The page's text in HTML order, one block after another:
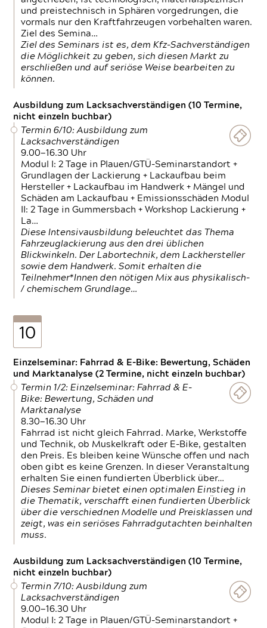
und preistechnisch in Sphären vorgedrungen, die
vormals nur den Kraftfahrzeugen vorbehalten waren.
Ziel des Semina…
Ziel des Seminars ist es, dem Kfz-Sachverständigen
die Möglichkeit zu geben, sich diesen Markt zu
erschließen und auf seriöse Weise bearbeiten zu
können.
Ausbildung zum Lacksachverständigen (10 Termine,
nicht einzeln buchbar)
Termin 6/10: Ausbildung zum
Lacksachverständigen
9.00—16.30 Uhr
Modul I: 2 Tage in Plauen/GTÜ-Seminarstandort +
Grundlagen der Lackierung + Lackaufbau beim
Hersteller + Lackaufbau im Handwerk + Mängel und
Schäden am Lackaufbau + Emissionsschäden Modul
II: 2 Tage in Gummersbach + Workshop Lackierung +
La…
Diese Intensivausbildung beleuchtet das Thema
Fahrzeuglackierung aus den drei üblichen
Blickwinkeln. Der Labortechnik, dem Lackhersteller
sowie dem Handwerk. Somit erhalten die
Teilnehmer*Innen den nötigen Mix aus physikalisch-
/ chemischem Grundlage…
10
Einzelseminar: Fahrrad & E-Bike: Bewertung, Schäden
und Marktanalyse (2 Termine, nicht einzeln buchbar)
Termin 1/2: Einzelseminar: Fahrrad & E-
Bike: Bewertung, Schäden und
Marktanalyse
8.30—16.30 Uhr
Fahrrad ist nicht gleich Fahrrad. Marke, Werkstoffe
und Technik, ob Muskelkraft oder E-Bike, gestalten
den Preis. Es bleiben keine Wünsche offen und nach
oben gibt es keine Grenzen. In dieser Veranstaltung
erhalten Sie einen fundierten Überblick über…
Dieses Seminar bietet einen optimalen Einstieg in
die Thematik, verschafft einen fundierten Überblick
über die verschiednen Modelle und Preisklassen und
zeigt, was ein seriöses Fahrradgutachten beinhalten
muss.
Ausbildung zum Lacksachverständigen (10 Termine,
nicht einzeln buchbar)
Termin 7/10: Ausbildung zum
Lacksachverständigen
9.00—16.30 Uhr
Modul I: 2 Tage in Plauen/GTÜ-Seminarstandort +